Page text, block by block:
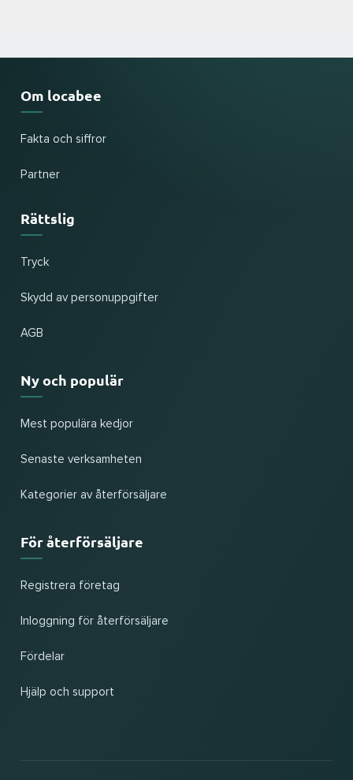
Om locabee
Fakta och siffror
Partner
Rättslig
Tryck
Skydd av personuppgifter
AGB
Ny och populär
Mest populära kedjor
Senaste verksamheten
Kategorier av återförsäljare
För återförsäljare
Registrera företag
Inloggning för återförsäljare
Fördelar
Hjälp och support